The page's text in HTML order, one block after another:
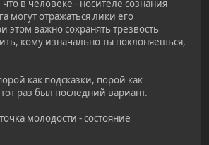
в человеке - носителе сознания
могут отражаться лики его
важно сохранять трезвость
кому изначально ты поклоняешься,
как подсказки, порой как
раз был последний вариант.
молодости - состояние